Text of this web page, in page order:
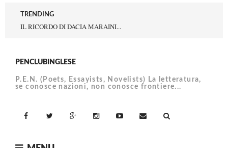
content
TRENDING
IL RICORDO DI DACIA MARAINI...
PENCLUBINGLESE
P.E.N. (Poets, Essayists, Novelists) La letteratura,
se conosce nazioni, non conosce frontiere...
Twitter Google+ Email